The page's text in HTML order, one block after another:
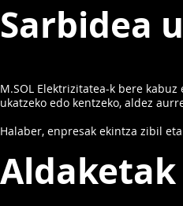
Sarbidea
M.SOL Elektrizitatea-k bere
ukatzeko edo kentzeko, aldez
Halaber, enpresak ekintza zibil